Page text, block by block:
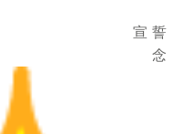
宣誓
念